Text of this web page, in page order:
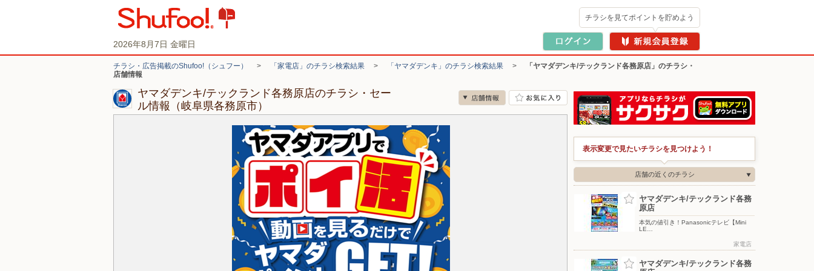
2026年8月7日 金曜日
チラシを見てポイントを貯めよう
チラシ・広告掲載のShufoo!（シュフー） > 「家電店」のチラシ検索結果 > 「ヤマダデンキ」のチラシ検索結果 >
「ヤマダデンキ/テックランド各務原店」のチラシ・
店舗情報
ヤマダデンキ/テックランド各務原店のチラシ・セー
ル情報（岐阜県各務原市）
表示変更で見たいチラシを見つけよう！
店舗の近くのチラシ
ヤマダデンキ/テックランド各務
原店
本気の値引き！Panasonicテレビ【Mini
LE…
家電店
ヤマダデンキ/テックランド各務